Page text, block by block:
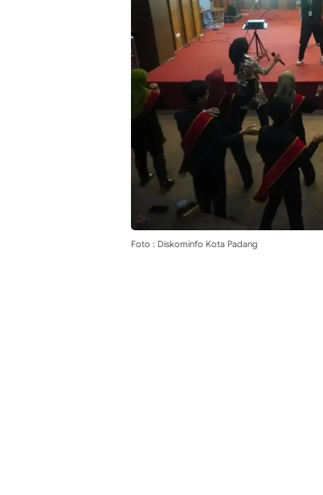
Foto : Diskominfo Kota Padang